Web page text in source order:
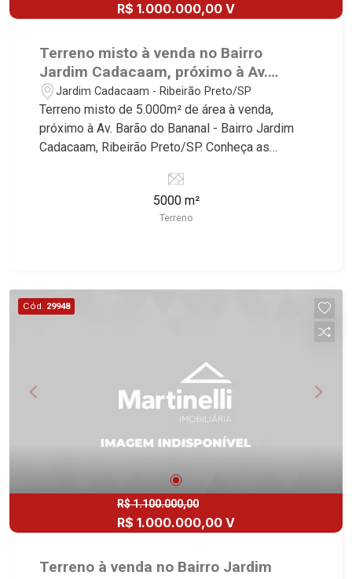
R$ 1.000.000,00 V
Terreno misto à venda no Bairro
Jardim Cadacaam, próximo à Av.
Barão do Bananal - Ribeirão Preto/SP.
Jardim Cadacaam - Ribeirão Preto/SP
Terreno misto de 5.000m² de área à venda,
próximo à Av. Barão do Bananal - Bairro Jardim
Cadacaam, Ribeirão Preto/SP. Conheça as
Imobiliária selecionou para você: - 5.000m² de
referência no mercado imobiliário desde 2000!
5000 m²
Terreno
Cód. 29948
R$ 1.100.000,00
R$ 1.000.000,00 V
Terreno à venda no Bairro Jardim